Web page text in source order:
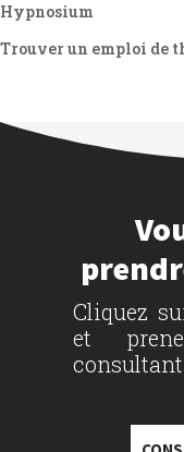
Hypnosium
Trouver un emploi de
Cliquez
et